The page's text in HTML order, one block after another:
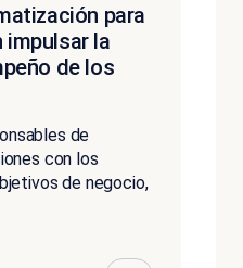
para
impulsar la
de los
de
con los
de negocio,